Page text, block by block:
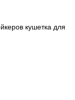
кушетка для